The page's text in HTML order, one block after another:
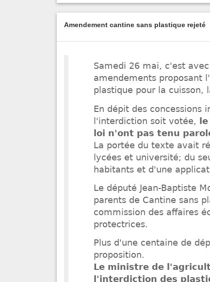
Amendement cantine sans plastique rejeté
Samedi 26 mai, c'est
amendements proposant
plastique pour la cuisson,
En dépit des concessions
l'interdiction soit votée,
loi n'ont pas tenu
La portée du texte avait
lycées et université; du
habitants et d'une
Le député Jean-Baptiste
parents de Cantine sans
commission des affaires
protectrices.
Plus d'une centaine de
proposition.
Le ministre de
l'interdiction des